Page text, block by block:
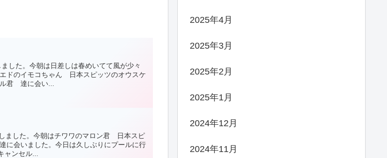
した。今朝は日差しは春めいてて風が少々
ドのイモコちゃん 日本スピッツのオウスケ
君 達に会い...
ました。今朝はチワワのマロン君 日本スピ
会いました。今日は久しぶりにプールに行
ンセル...
2025年4月
2025年3月
2025年2月
2025年1月
2024年12月
2024年11月